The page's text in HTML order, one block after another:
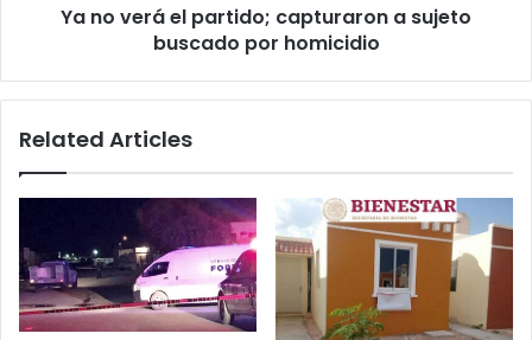
Ya no verá el partido; capturaron a sujeto
buscado por homicidio
Related Articles